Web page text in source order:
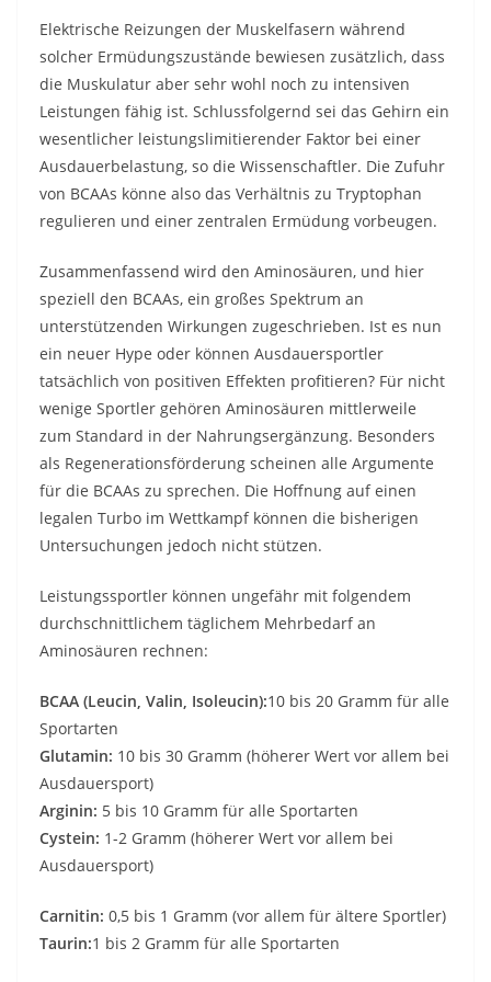
Elektrische Reizungen der Muskelfasern während
solcher Ermüdungszustände bewiesen zusätzlich, dass
die Muskulatur aber sehr wohl noch zu intensiven
Leistungen fähig ist. Schlussfolgernd sei das Gehirn ein
wesentlicher leistungslimitierender Faktor bei einer
Ausdauerbelastung, so die Wissenschaftler. Die Zufuhr
von BCAAs könne also das Verhältnis zu Tryptophan
regulieren und einer zentralen Ermüdung vorbeugen.
Zusammenfassend wird den Aminosäuren, und hier
speziell den BCAAs, ein großes Spektrum an
unterstützenden Wirkungen zugeschrieben. Ist es nun
ein neuer Hype oder können Ausdauersportler
tatsächlich von positiven Effekten profitieren? Für nicht
wenige Sportler gehören Aminosäuren mittlerweile
zum Standard in der Nahrungsergänzung. Besonders
als Regenerationsförderung scheinen alle Argumente
für die BCAAs zu sprechen. Die Hoffnung auf einen
legalen Turbo im Wettkampf können die bisherigen
Untersuchungen jedoch nicht stützen.
Leistungssportler können ungefähr mit folgendem
durchschnittlichem täglichem Mehrbedarf an
Aminosäuren rechnen:
BCAA (Leucin, Valin, Isoleucin):10 bis 20 Gramm für alle
Sportarten
Glutamin: 10 bis 30 Gramm (höherer Wert vor allem bei
Ausdauersport)
Arginin: 5 bis 10 Gramm für alle Sportarten
Cystein: 1-2 Gramm (höherer Wert vor allem bei
Ausdauersport)
Carnitin: 0,5 bis 1 Gramm (vor allem für ältere Sportler)
Taurin:1 bis 2 Gramm für alle Sportarten